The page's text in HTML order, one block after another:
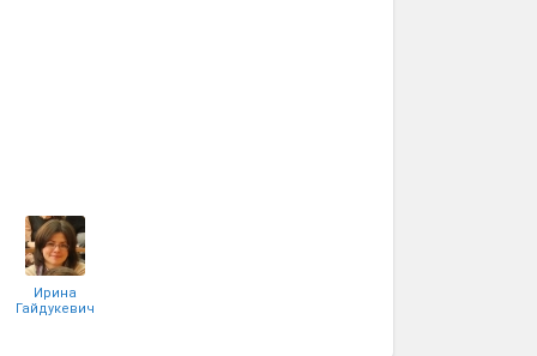
Ирина
Гайдукевич